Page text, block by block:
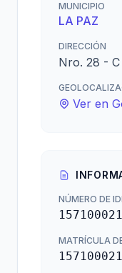
MUNICIPIO
LA PAZ
DIRECCIÓN
Nro. 28 - C
Ver en
NÚMERO DE
157100021
MATRÍCULA
157100021